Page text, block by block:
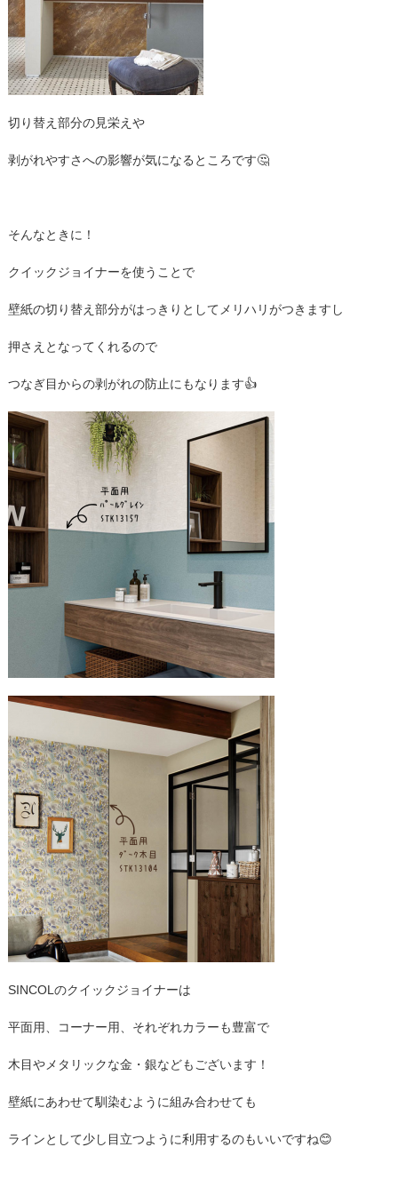
切り替え部分の見栄えや
剥がれやすさへの影響が気になるところです🤔
そんなときに！
クイックジョイナーを使うことで
壁紙の切り替え部分がはっきりとしてメリハリがつきますし
押さえとなってくれるので
つなぎ目からの剥がれの防止にもなります👍
SINCOLのクイックジョイナーは
平面用、コーナー用、それぞれカラーも豊富で
木目やメタリックな金・銀などもございます！
壁紙にあわせて馴染むように組み合わせても
ラインとして少し目立つように利用するのもいいですね😊